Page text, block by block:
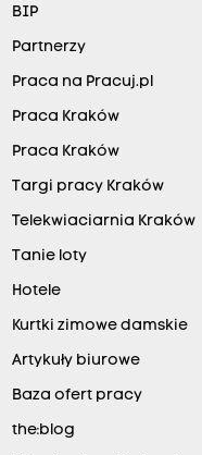
BIP
Partnerzy
Praca na Pracuj.pl
Praca Kraków
Praca Kraków
Targi pracy Kraków
Telekwiaciarnia Kraków
Tanie loty
Hotele
Kurtki zimowe damskie
Artykuły biurowe
Baza ofert pracy
the:blog